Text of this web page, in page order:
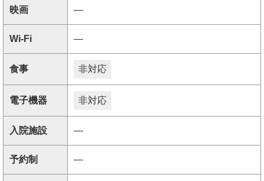
映画 ―
Wi-Fi ―
食事 非対応
電子機器 非対応
入院施設 ―
予約制 ―